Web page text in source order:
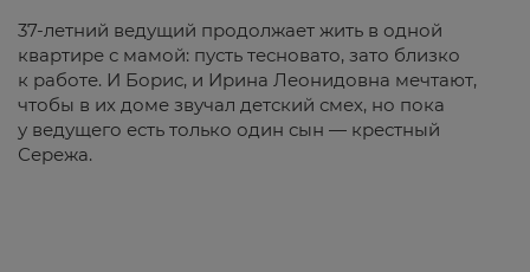
37-летний ведущий продолжает жить в одной
квартире с мамой: пусть тесновато, зато близко
к работе. И Борис, и Ирина Леонидовна мечтают,
чтобы в их доме звучал детский смех, но пока
у ведущего есть только один сын — крестный
Сережа.